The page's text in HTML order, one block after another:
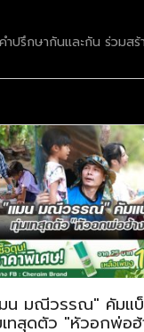
ปรึกษากันและกัน ร่วมส
น มณีวรรณ" คัมแ
ทสุดตัว "หัวอกพ่อ